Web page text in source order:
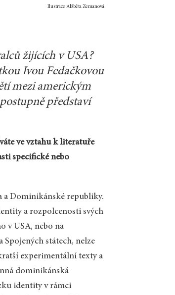
Ilustrace Alžběta Zemanová
žijících v USA?
Ivou Fedačkovou
mezi americkým
představí
ve vztahu k literatuře
specifické nebo
a Dominikánské republiky.
a rozpolcenosti svých
v USA, nebo na
státech, nelze
experimentální texty a
dominikánská
identity v rámci